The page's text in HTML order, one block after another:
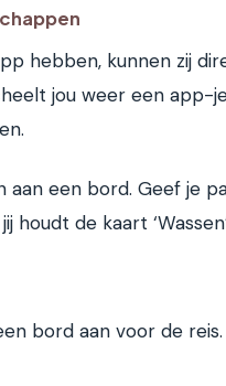
hebben, kunnen zij
jou weer een app-
aan een bord. Geef je
houdt de kaart
bord aan voor de reis.